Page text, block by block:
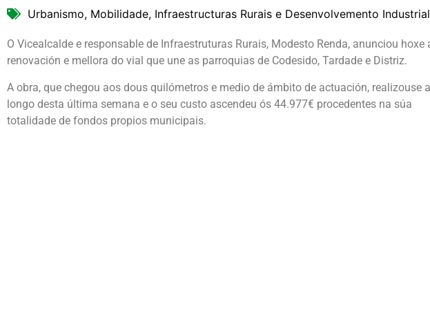
Urbanismo, Mobilidade, Infraestructuras Rurais e Desenvolvemento Industrial
O Vicealcalde e responsable de Infraestruturas Rurais, Modesto Renda, anunciou hoxe
renovación e mellora do vial que une as parroquias de Codesido, Tardade e Distriz.
A obra, que chegou aos dous quilómetros e medio de ámbito de actuación, realizouse
longo desta última semana e o seu custo ascendeu ós 44.977€ procedentes na súa
totalidade de fondos propios municipais.